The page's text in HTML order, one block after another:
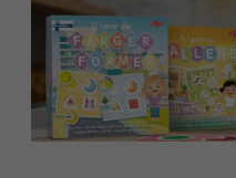
Voksenspill
Utespill og leker
Etiske retningslinjer
Ansvarlighet
KONTAKTER
Kontakt oss
B2B-SHOP